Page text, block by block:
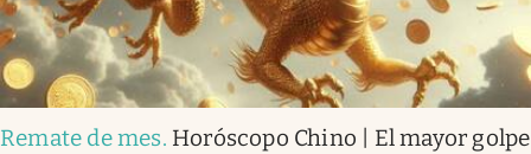
Remate de mes. Horóscopo Chino | El mayor golpe